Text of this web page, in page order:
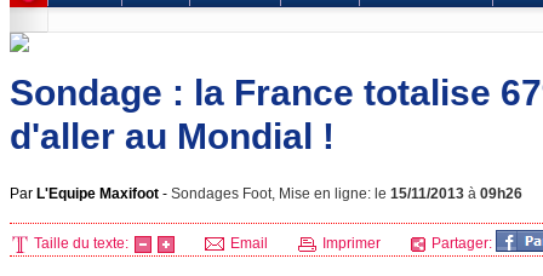
Sondage : la France totalise
d'aller au Mondial !
Par L'Equipe Maxifoot - Sondages Foot, Mise en ligne: le 15/11/2013 à 09h26
Taille du texte: Email Imprimer Partager: